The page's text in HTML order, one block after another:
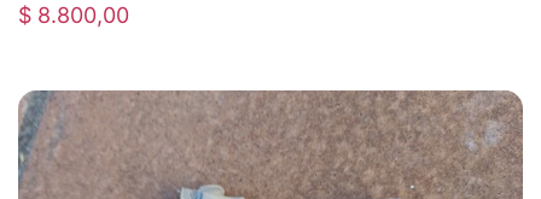
$ 8.800,00